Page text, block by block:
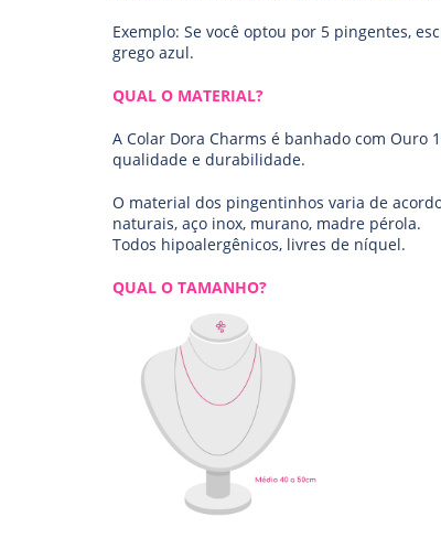
Exemplo: Se você optou por 5 pingentes,
grego azul.
QUAL O MATERIAL?
A Colar Dora Charms é banhado com Ouro
qualidade e durabilidade.
O material dos pingentinhos varia de
naturais, aço inox, murano, madre pérola.
Todos hipoalergênicos, livres de níquel.
QUAL O TAMANHO?